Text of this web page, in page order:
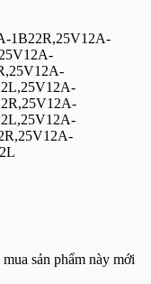
1B22R,25V12A-
sản phẩm này mới